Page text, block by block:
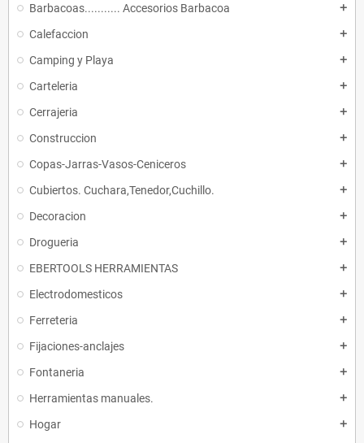
Barbacoas........... Accesorios Barbacoa add
Calefaccion add
Camping y Playa add
Carteleria add
Cerrajeria add
Construccion add
Copas-Jarras-Vasos-Ceniceros add
Cubiertos. Cuchara,Tenedor,Cuchillo. add
Decoracion add
Drogueria add
EBERTOOLS HERRAMIENTAS add
Electrodomesticos add
Ferreteria add
Fijaciones-anclajes add
Fontaneria add
Herramientas manuales. add
Hogar add